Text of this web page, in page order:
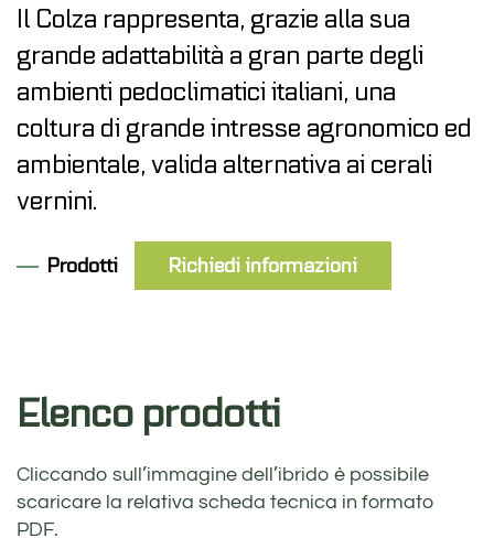
Il Colza rappresenta, grazie alla sua
grande adattabilità a gran parte degli
ambienti pedoclimatici italiani, una
coltura di grande intresse agronomico ed
ambientale, valida alternativa ai cerali
vernini.
Prodotti Richiedi informazioni
Elenco prodotti
Cliccando sull’immagine dell’ibrido è possibile
scaricare la relativa scheda tecnica in formato
PDF.